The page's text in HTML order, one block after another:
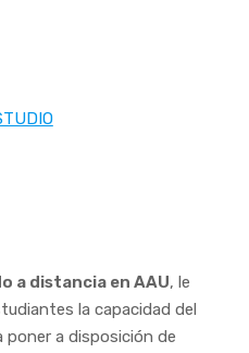
a distancia en AAU, le
la capacidad del
poner a disposición de